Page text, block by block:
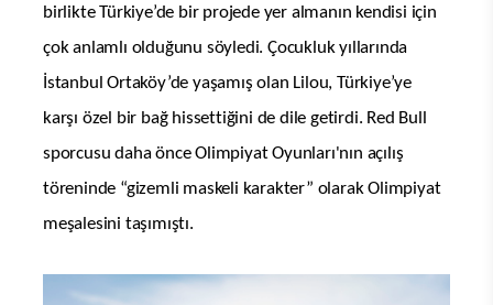
birlikte Türkiye’de bir projede yer almanın kendisi için
çok anlamlı olduğunu söyledi. Çocukluk yıllarında
İstanbul Ortaköy’de yaşamış olan Lilou, Türkiye’ye
karşı özel bir bağ hissettiğini de dile getirdi. Red Bull
sporcusu daha önce Olimpiyat Oyunları'nın açılış
töreninde “gizemli maskeli karakter” olarak Olimpiyat
meşalesini taşımıştı.